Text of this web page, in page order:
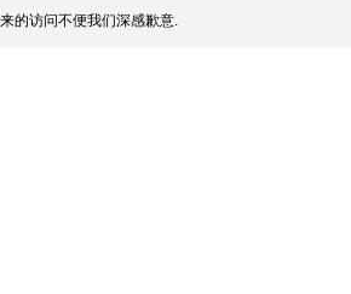
的访问不便我们深感歉意.